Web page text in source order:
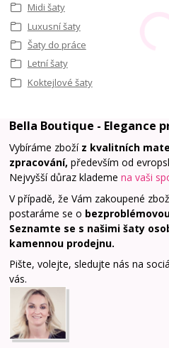
Midi šaty
Luxusní šaty
Šaty do práce
Letní šaty
Koktejlové šaty
Bella Boutique - Elegance
Vybíráme zboží z kvalitních
zpracování, především od
Nejvyšší důraz klademena vaši
V případě, že Vám zakoupené
postaráme se o
Seznamte se s našimi šaty
kamennou prodejnu.
Pište, volejte, sledujte nás na
vás.